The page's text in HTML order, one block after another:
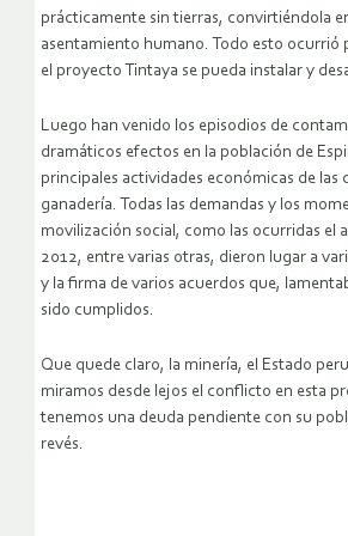
prácticamente sin tierras, convirtiéndola
asentamiento humano. Todo esto ocurrió
el proyecto Tintaya se pueda instalar y
Luego han venido los episodios de
dramáticos efectos en la población de
principales actividades económicas de las
ganadería. Todas las demandas y los
movilización social, como las ocurridas el
2012, entre varias otras, dieron lugar a
y la firma de varios acuerdos que,
sido cumplidos.
Que quede claro, la minería, el Estado
miramos desde lejos el conflicto en esta
tenemos una deuda pendiente con su
revés.